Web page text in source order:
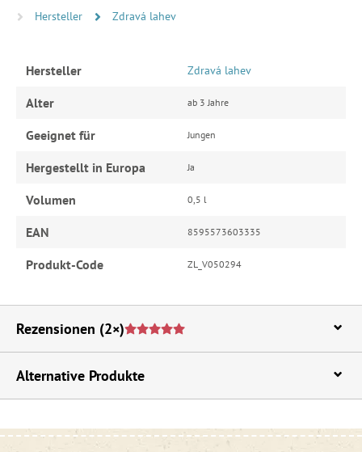
Hersteller
Zdravá lahev
Hersteller Zdravá lahev
Alter ab 3 Jahre
Geeignet für Jungen
Hergestellt in Europa Ja
Volumen 0,5 l
EAN 8595573603335
Produkt-Code ZL_V050294
Rezensionen (2×)
Alternative Produkte